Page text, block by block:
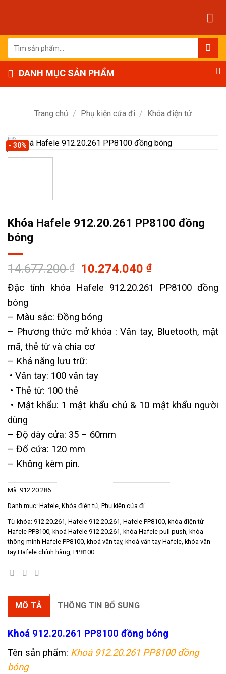
dung
Tìm
kiếm:
DANH MỤC SẢN PHẨM
Trang chủ / Phụ kiện cửa đi / Khóa điện tử
- 30%
Khóa Hafele 912.20.261 PP8100 đồng
bóng
14.677.200₫
Giá
gốc
là:
10.274.040₫Giá
tại
Đặc tính khóa Hafele 912.20.261 PP8100 đồng
bóng
– Màu sắc: Đồng bóng
– Phương thức mở khóa : Vân tay, Bluetooth, mật
mã, thẻ từ và chìa cơ
– Khả năng lưu trữ:
• Vân tay: 100 vân tay
• Thẻ từ: 100 thẻ
• Mật khẩu: 1 mật khẩu chủ & 10 mật khẩu người
dùng
– Độ dày cửa: 35 – 60mm
– Đố cửa: 120 mm
– Không kèm pin.
Mã: 912.20.286
Danh mục: Hafele Khóa điện tử Phụ kiện cửa đi
Từ khóa: 912.20.261 Hafele 912.20.261 Hafele PP8100 khóa điện tử
Hafele PP8100 khoá Hafele 912.20.261 khóa Hafele pull push khóa
thông minh Hafele PP8100 khoá vân tay, khoá vân tay Hafele khóa vân
tay Hafele chính hãng PP8100
MÔ TẢ THÔNG TIN BỔ SUNG
Khoá 912.20.261 PP8100 đồng bóng
Tên sản phẩm: Khoá 912.20.261 PP8100 đồng
bóng